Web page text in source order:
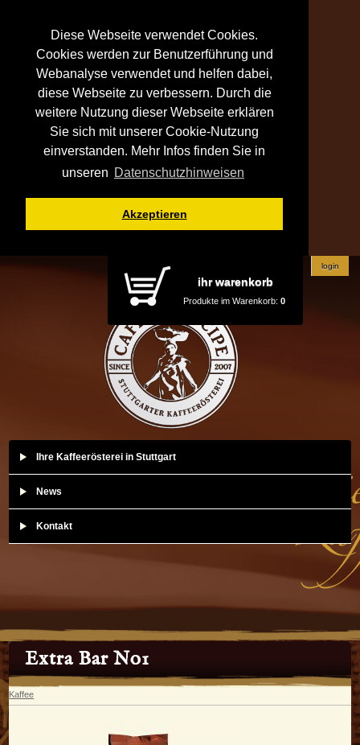
Diese Webseite verwendet Cookies.
Cookies werden zur Benutzerführung und
Webanalyse verwendet und helfen dabei,
diese Webseite zu verbessern. Durch die
weitere Nutzung dieser Webseite erklären
Sie sich mit unserer Cookie-Nutzung
einverstanden. Mehr Infos finden Sie in
unseren Datenschutzhinweisen
Akzeptieren
ihr warenkorb
Produkte im Warenkorb: 0
login
Ihre Kaffeerösterei in Stuttgart
News
Kontakt
Extra Bar No1
Kaffee